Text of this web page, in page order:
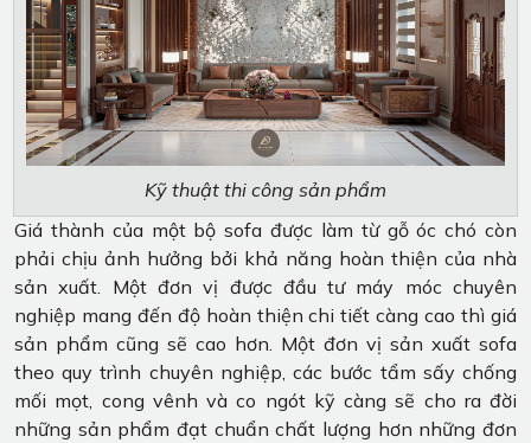
Kỹ thuật thi công sản phẩm
Giá thành của một bộ sofa được làm từ gỗ óc chó còn
phải chịu ảnh hưởng bởi khả năng hoàn thiện của nhà
sản xuất. Một đơn vị được đầu tư máy móc chuyên
nghiệp mang đến độ hoàn thiện chi tiết càng cao thì giá
sản phẩm cũng sẽ cao hơn. Một đơn vị sản xuất sofa
theo quy trình chuyên nghiệp, các bước tẩm sấy chống
mối mọt, cong vênh và co ngót kỹ càng sẽ cho ra đời
những sản phẩm đạt chuẩn chất lượng hơn những đơn